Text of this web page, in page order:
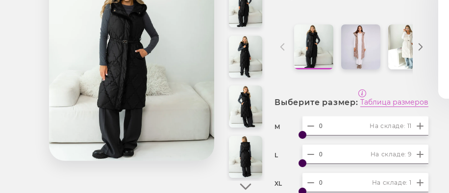
Выберите размер: Таблица размеров
M На складе: 11
L На складе: 9
XL На складе: 1